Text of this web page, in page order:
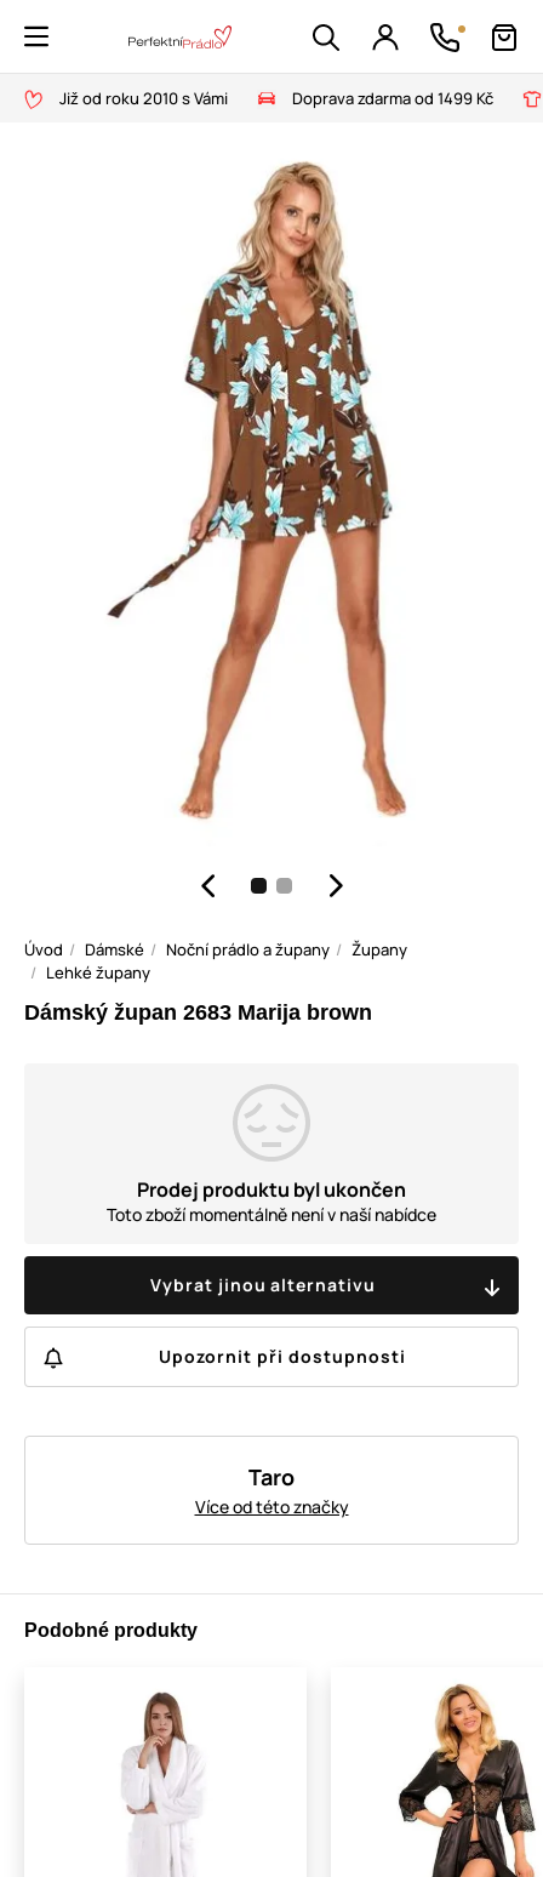
Již od roku 2010 s Vámi Doprava zdarma od 1499 Kč
Úvod Dámské Noční prádlo a župany
Župany
Lehké župany
Dámský župan 2683 Marija brown
Prodej produktu byl ukončen
Toto zboží momentálně není v naší nabídce
Vybrat jinou alternativu
Upozornit při dostupnosti
Taro
Více od této značky
Podobné produkty